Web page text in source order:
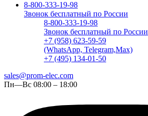
8-800-333-19-98
Звонок бесплатный по России
8-800-333-19-98
Звонок бесплатный по России
+7 (958) 623-59-59
(WhatsApp, Telegram,Max)
+7 (495) 134-01-50
sales@prom-elec.com
Пн—Вс 08:00 – 18:00